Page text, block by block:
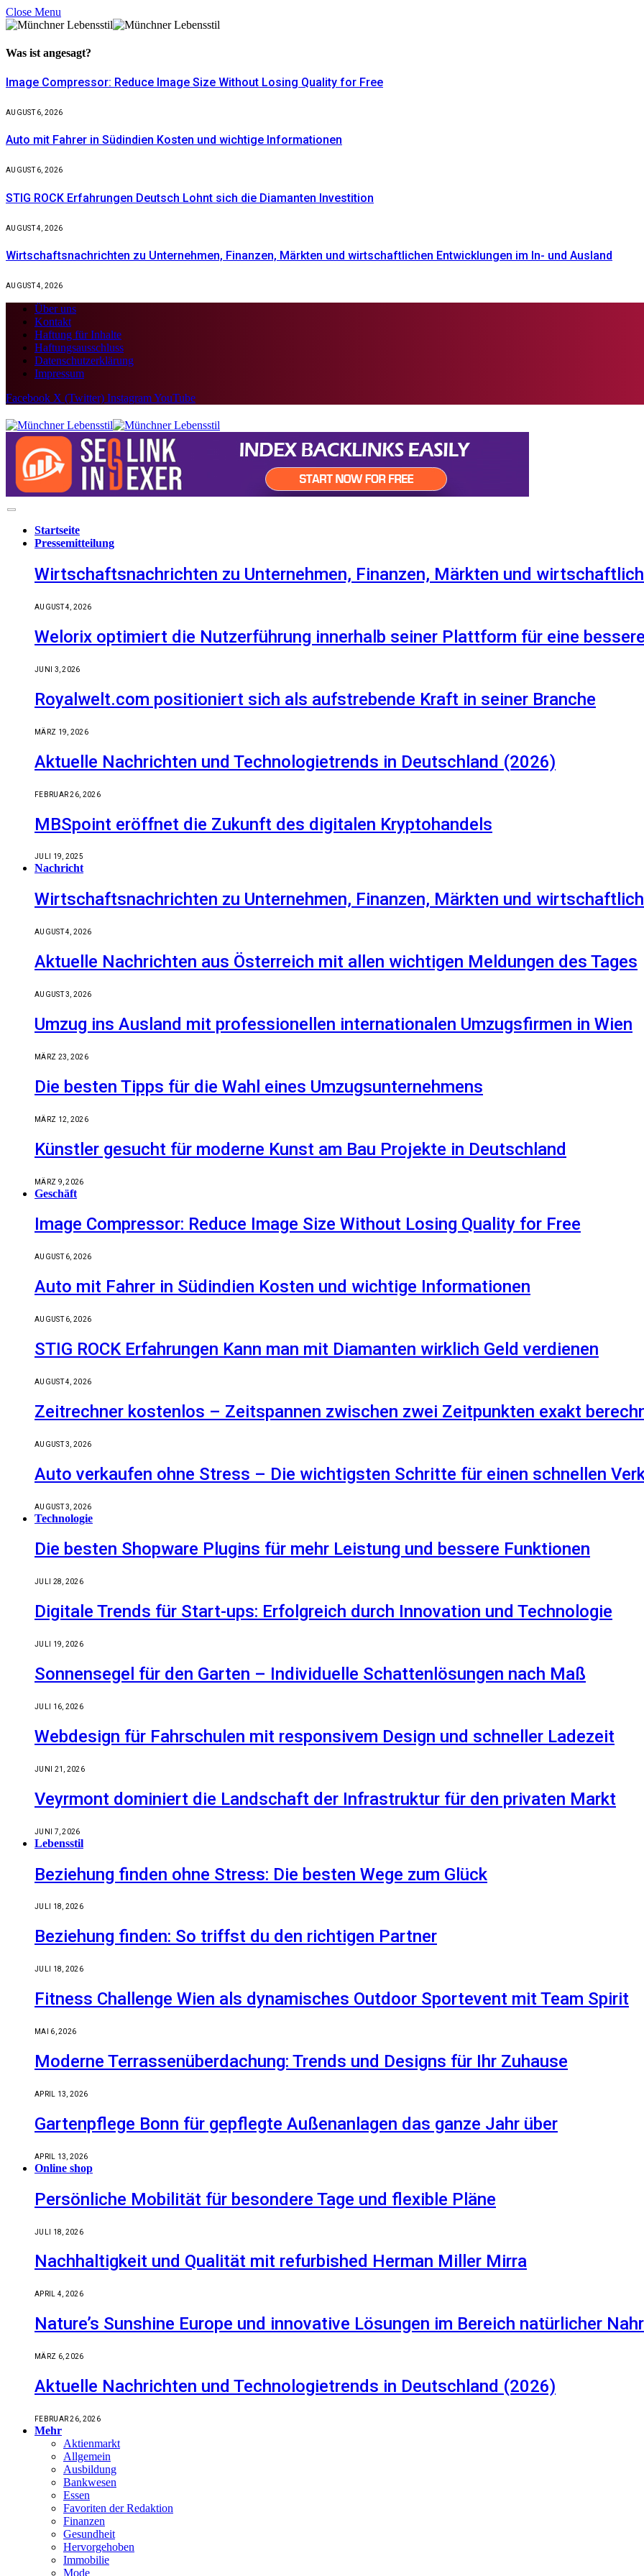
Close Menu
Was ist angesagt?
Image Compressor: Reduce Image Size Without Losing Quality for Free
AUGUST 6, 2026
Auto mit Fahrer in Südindien Kosten und wichtige Informationen
AUGUST 6, 2026
STIG ROCK Erfahrungen Deutsch Lohnt sich die Diamanten Investition
AUGUST 4, 2026
Wirtschaftsnachrichten zu Unternehmen, Finanzen, Märkten und wirtschaftlichen Entwicklungen im In- und Ausland
AUGUST 4, 2026
Über uns
Kontakt
Haftung für Inhalte
Haftungsausschluss
Datenschutzerklärung
Impressum
Facebook X (Twitter) InstagramYouTube
Startseite
Pressemitteilung
Wirtschaftsnachrichten zu Unternehmen, Finanzen, Märkten und
AUGUST 4, 2026
Welorix optimiert die Nutzerführung innerhalb seiner Plattform für eine
JUNI 3, 2026
Royalwelt.com positioniert sich als aufstrebende Kraft in seiner Branche
MÄRZ 19, 2026
Aktuelle Nachrichten und Technologietrends in Deutschland (2026)
FEBRUAR 26, 2026
MBSpoint eröffnet die Zukunft des digitalen Kryptohandels
JULI 19, 2025
Nachricht
Wirtschaftsnachrichten zu Unternehmen, Finanzen, Märkten und
AUGUST 4, 2026
Aktuelle Nachrichten aus Österreich mit allen wichtigen Meldungen des Tages
AUGUST 3, 2026
Umzug ins Ausland mit professionellen internationalen Umzugsfirmen in Wien
MÄRZ 23, 2026
Die besten Tipps für die Wahl eines Umzugsunternehmens
MÄRZ 12, 2026
Künstler gesucht für moderne Kunst am Bau Projekte in Deutschland
MÄRZ 9, 2026
Geschäft
Image Compressor: Reduce Image Size Without Losing Quality for Free
AUGUST 6, 2026
Auto mit Fahrer in Südindien Kosten und wichtige Informationen
AUGUST 6, 2026
STIG ROCK Erfahrungen Kann man mit Diamanten wirklich Geld verdienen
AUGUST 4, 2026
Zeitrechner kostenlos – Zeitspannen zwischen zwei Zeitpunkten exakt
AUGUST 3, 2026
Auto verkaufen ohne Stress – Die wichtigsten Schritte für einen schnellen
AUGUST 3, 2026
Technologie
Die besten Shopware Plugins für mehr Leistung und bessere Funktionen
JULI 28, 2026
Digitale Trends für Start-ups: Erfolgreich durch Innovation und Technologie
JULI 19, 2026
Sonnensegel für den Garten – Individuelle Schattenlösungen nach Maß
JULI 16, 2026
Webdesign für Fahrschulen mit responsivem Design und schneller Ladezeit
JUNI 21, 2026
Veyrmont dominiert die Landschaft der Infrastruktur für den privaten Markt
JUNI 7, 2026
Lebensstil
Beziehung finden ohne Stress: Die besten Wege zum Glück
JULI 18, 2026
Beziehung finden: So triffst du den richtigen Partner
JULI 18, 2026
Fitness Challenge Wien als dynamisches Outdoor Sportevent mit Team Spirit
MAI 6, 2026
Moderne Terrassenüberdachung: Trends und Designs für Ihr Zuhause
APRIL 13, 2026
Gartenpflege Bonn für gepflegte Außenanlagen das ganze Jahr über
APRIL 13, 2026
Online shop
Persönliche Mobilität für besondere Tage und flexible Pläne
JULI 18, 2026
Nachhaltigkeit und Qualität mit refurbished Herman Miller Mirra
APRIL 4, 2026
Nature’s Sunshine Europe und innovative Lösungen im Bereich natürlicher
MÄRZ 6, 2026
Aktuelle Nachrichten und Technologietrends in Deutschland (2026)
FEBRUAR 26, 2026
Mehr
Aktienmarkt
Allgemein
Ausbildung
Bankwesen
Essen
Favoriten der Redaktion
Finanzen
Gesundheit
Hervorgehoben
Immobilie
Mode